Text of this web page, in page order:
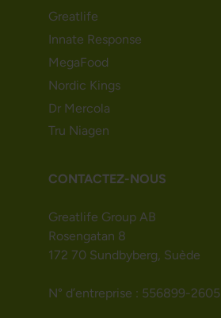
Greatlife
Innate Response
MegaFood
Nordic Kings
Dr Mercola
Tru Niagen
CONTACTEZ-NOUS
Greatlife Group AB
Rosengatan 8
172 70 Sundbyberg, Suède
N° d’entreprise : 556899-2605